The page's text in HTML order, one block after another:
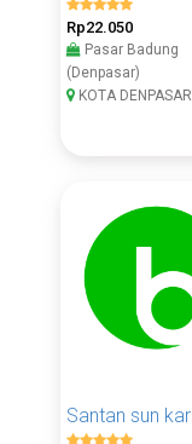
Rp22.050
Pasar Badung
(Denpasar)
KOTA DENPASAR